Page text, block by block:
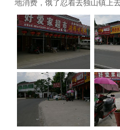
地消费，饿了忍着去独山镇上